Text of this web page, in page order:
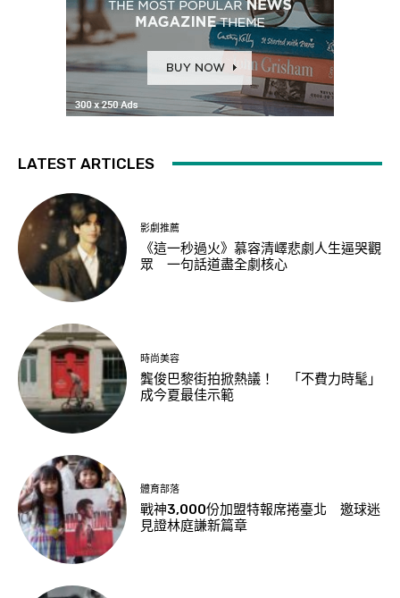
LATEST ARTICLES
影劇推薦
《這一秒過火》慕容清嶧悲劇人生逼哭觀
眾 一句話道盡全劇核心
時尚美容
龔俊巴黎街拍掀熱議！ 「不費力時髦」
成今夏最佳示範
體育部落
戰神3,000份加盟特報席捲臺北 邀球迷
見證林庭謙新篇章